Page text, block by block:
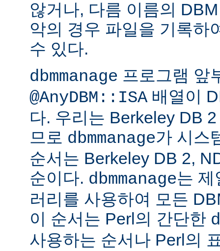
않거나, 다름 이름의
악의 경우 파일을 기록하
수 있다.
dbmmanage 프로그램 앞
@AnyDBM::ISA 배열이
다. 우리는 Berkeley DB
므로 dbmmanage가 시스
순서는 Berkeley DB 2,
순이다. dbmmanage는 제
러리를 사용하여 모든
이 순서는 Perl의 간단한
사용하는 순서나 Perl의